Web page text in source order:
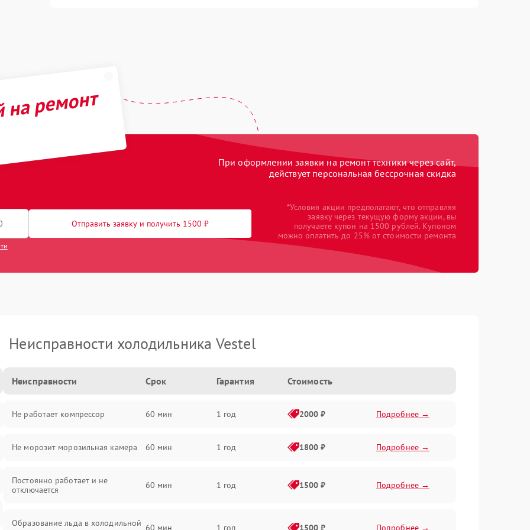
ремонт
При оформлении заявки на ремонт техники через сайт,
действует персональная бессрочная скидка
Отправить заявку и получить 1500 ₽
*Условия акции предполагают, что отправляя
заявку через текущую форму акции, вы
получаете купон на 1500 рублей. Купоном
можно оплатить до 25% от стоимости ремонта
Неисправности холодильника Vestel
Неисправности Срок Гарантия Стоимость
Не работает компрессор 60 мин 1 год 2000 ₽ Подробнее →
Не морозит морозильная камера 60 мин 1 год 1800 ₽ Подробнее →
Постоянно работает и не
отключается
60 мин 1 год 1500 ₽ Подробнее →
Образование льда в холодильной 60 мин 1 год 1500 ₽ Подробнее →